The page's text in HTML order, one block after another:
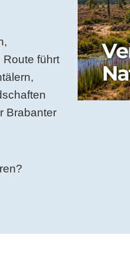
führt
Brabanter